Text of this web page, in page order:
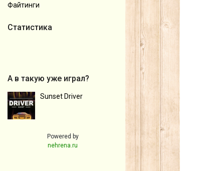
Файтинги
Статистика
А в такую уже играл?
Sunset Driver
Powered by
nehrena.ru